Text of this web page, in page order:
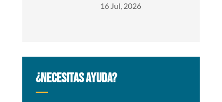
16 Jul, 2026
¿NECESITAS AYUDA?